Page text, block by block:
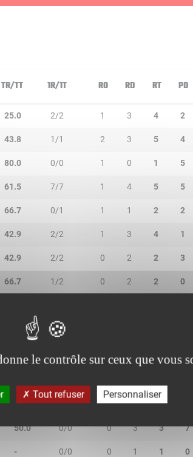
TR/TT 1R/1T RO RD RT PD
25.0 2/2 1 3 4 2
43.8 1/1 2 3 5 4
80.0 0/0 1 0 1 5
61.5 7/7 1 4 5 5
66.7 0/1 1 1 2 2
42.9 2/2 1 3 4 1
42.9 2/2 0 2 2 3
66.7 1/2 0 2 2 0
62.5 0/0 0 0 0
50.0 0/0 0 3 3 7
- 0/0 0 1 1 0
le contrôle sur ceux que vous
Tout refuser Personnaliser